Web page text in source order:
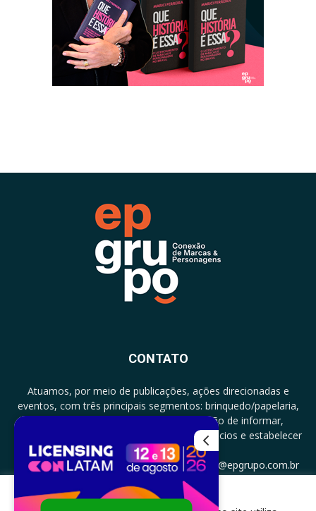
CONTATO
Atuamos, por meio de publicações, ações direcionadas e
eventos, com três principais segmentos: brinquedo/papelaria,
licenciamento e zero a três com a missão de informar,
documentar, proporcionar encontro de negócios e estabelecer
parcerias.
CONTATO: +5511994513097 - atendimento@epgrupo.com.br